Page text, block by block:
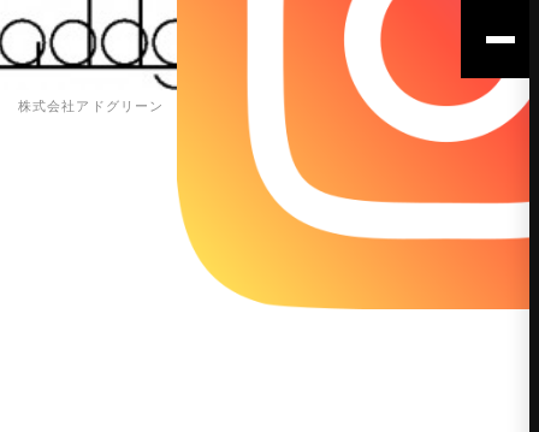
株式会社アドグリーン